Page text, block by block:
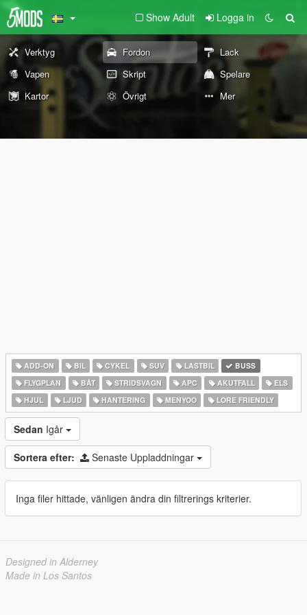
Show Adult Logga in
Verktyg Fordon
Lack
Vapen
Skript
Spelare
Kartor
Övrigt Mer
ADD-ON BIL CYKEL SUV LASTBIL
BUSS
FLYGPLAN
BÅT STRIDSVAGN APC AKUTFALL
ELS
HJUL
LJUD HANTERING MENYOO LORE FRIENDLY
Sedan Igår
Sortera efter: Senaste Uppladdningar
Inga filer hittade, vänligen ändra din filtrerings kriterier.
Designed in Alderney
Made in Los Santos